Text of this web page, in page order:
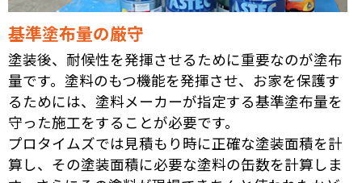
基準塗布量の厳守
塗装後、耐候性を発揮させるために重要なのが塗布
量です。塗料のもつ機能を発揮させ、お家を保護す
るためには、塗料メーカーが指定する基準塗布量を
守った施工をすることが必要です。
プロタイムズでは見積もり時に正確な塗装面積を計
算し、その塗装面積に必要な塗料の缶数を計算しま